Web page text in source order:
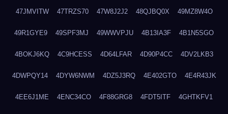
47JMVITW 47TRZS70 47W8J2J2 48QJBQ0X 49MZ8W4O
49R1GYE9 49SPF3MJ 49WWVPJU 4B13IA3F 4B1N5SGO
4BOKJ6KQ 4C9HCESS 4D64LFAR 4D90P4CC 4DV2LKB3
4DWPQY14 4DYW6NWM 4DZ5J3RQ 4E402GTO 4E4R43JK
4EE6J1ME 4ENC34CO 4F88GRG8 4FDT5ITF 4GHTKFV1